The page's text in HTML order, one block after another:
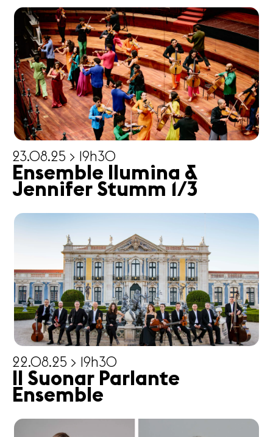
23.08.25 > 19h30
Ensemble Ilumina &
Jennifer Stumm 1/3
22.08.25 > 19h30
Il Suonar Parlante
Ensemble